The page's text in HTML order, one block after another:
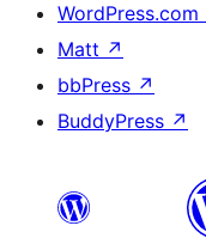
WordPress.com
Matt ↗
bbPress ↗
BuddyPress ↗